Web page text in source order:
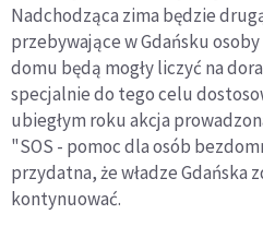
Nadchodząca zima będzie
przebywające w Gdańsku
domu będą mogły liczyć na
specjalnie do tego celu
ubiegłym roku akcja
"SOS - pomoc dla osób
przydatna, że władze Gdańska
kontynuować.